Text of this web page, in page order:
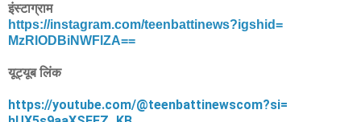
इंस्टाग्राम
https://instagram.com/teenbattinews?igshid=
MzRlODBiNWFlZA==
यूट्यूब लिंक
https://youtube.com/@teenbattinewscom?si=